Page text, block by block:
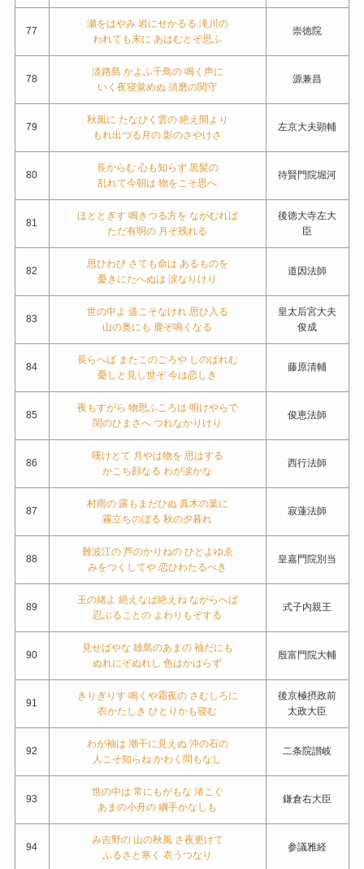
77
瀬をはやみ 岩にせかるる 滝川の
われても末に あはむとぞ思ふ
崇徳院
78
淡路島 かよふ千鳥の 鳴く声に
いく夜寝覚めぬ 須磨の関守
源兼昌
79
秋風に たなびく雲の 絶え間より
もれ出づる月の 影のさやけさ
左京大夫顕輔
80
長からむ 心も知らず 黒髪の
乱れて今朝は 物をこそ思へ
待賢門院堀河
81
ほととぎす 鳴きつる方を ながむれば
ただ有明の 月ぞ残れる
後徳大寺左大
臣
82
思ひわび さても命は あるものを
憂きにたへぬは 涙なりけり
道因法師
83
世の中よ 道こそなけれ 思ひ入る
山の奥にも 鹿ぞ鳴くなる
皇太后宮大夫
俊成
84
長らへば またこのごろや しのばれむ
憂しと見し世ぞ 今は恋しき
藤原清輔
85
夜もすがら 物思ふころは 明けやらで
閨のひまさへ つれなかりけり
俊恵法師
86
嘆けとて 月やは物を 思はする
かこち顔なる わが涙かな
西行法師
87
村雨の 露もまだひぬ 真木の葉に
霧立ちのぼる 秋の夕暮れ
寂蓮法師
88
難波江の 芦のかりねの ひとよゆゑ
みをつくしてや 恋ひわたるべき
皇嘉門院別当
89
玉の緒よ 絶えなば絶えね ながらへば
忍ぶることの よわりもぞする
式子内親王
90
見せばやな 雄島のあまの 袖だにも
ぬれにぞぬれし 色はかはらず
殷富門院大輔
91
きりぎりす 鳴くや霜夜の さむしろに
衣かたしき ひとりかも寝む
後京極摂政前
太政大臣
92
わが袖は 潮干に見えぬ 沖の石の
人こそ知らね かわく間もなし
二条院讃岐
93
世の中は 常にもがもな 渚こぐ
あまの小舟の 綱手かなしも
鎌倉右大臣
94
み吉野の 山の秋風 さ夜更けて
ふるさと寒く 衣うつなり
参議雅経